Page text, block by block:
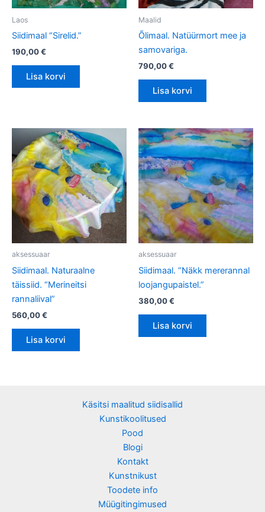
Laos
Siidimaal “Sirelid.”
190,00€
Lisa korvi
Maalid
Õlimaal. Natüürmort mee ja
samovariga.
790,00€
Lisa korvi
aksessuaar
Siidimaal. Naturaalne
täissiid. “Merineitsi
rannaliival”
560,00€
Lisa korvi
aksessuaar
Siidimaal. “Näkk mererannal
loojangupaistel.”
380,00€
Lisa korvi
Käsitsi maalitud siidisallid
Kunstikoolitused
Pood
Blogi
Kontakt
Kunstnikust
Toodete info
Müügitingimused